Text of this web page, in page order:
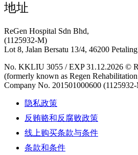
地址
ReGen Hospital Sdn Bhd,
(1125932-M)
Lot 8, Jalan Bersatu 13/4, 46200
No. KKLIU 3055 / EXP 31.12.2026 ©
(formerly known as Regen
Company No. 201501000600
隐私政策
反贿赂和反腐败政策
线上购买条款与条件
条款和条件